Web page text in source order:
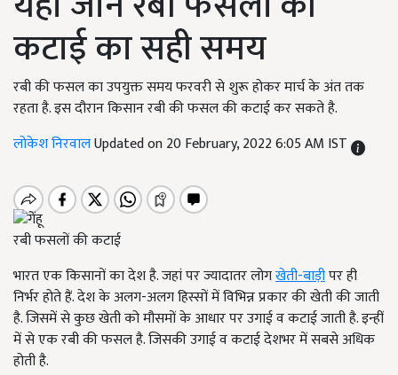
कटाई का सही समय
रबी की फसल का उपयुक्त समय फरवरी से शुरू होकर मार्च के अंत तक
रहता है. इस दौरान किसान रबी की फसल की कटाई कर सकते है.
लोकेश निरवालUpdated on 20 February, 2022 6:05 AM IST
रबी फसलों की कटाई
भारत एक किसानों का देश है. जहां पर ज्यादातर लोगखेती-बाड़ीपर ही
निर्भर होते हैं. देश के अलग-अलग हिस्सों में विभिन्न प्रकार की खेती की जाती
है. जिसमें से कुछ खेती को मौसमों के आधार पर उगाई व कटाई जाती है. इन्हीं
में से एक रबी की फसल है. जिसकी उगाई व कटाई देशभर में सबसे अधिक
होती है.